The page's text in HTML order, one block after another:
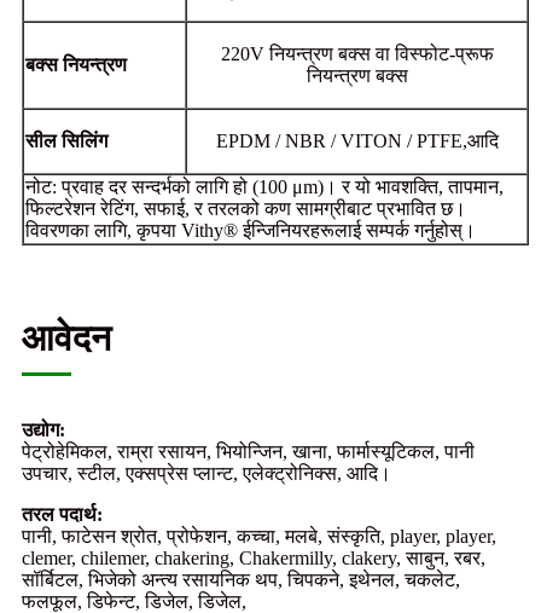
बक्स नियन्त्रण
220V नियन्त्रण बक्स वा विस्फोट-प्रूफ
नियन्त्रण बक्स
सील सिलिंग EPDM / NBR / VITON / PTFE,आदि
नोट: प्रवाह दर सन्दर्भको लागि हो (100 μm)। र यो भावशक्ति, तापमान,
फिल्टरेशन रेटिंग, सफाई, र तरलको कण सामग्रीबाट प्रभावित छ।
विवरणका लागि, कृपया Vithy® ईन्जिनियरहरूलाई सम्पर्क गर्नुहोस्।
आवेदन
उद्योग:
पेट्रोहेमिकल, राम्रा रसायन, भियोन्जिन, खाना, फार्मास्यूटिकल, पानी
उपचार, स्टील, एक्सप्रेस प्लान्ट, एलेक्ट्रोनिक्स, आदि।
तरल पदार्थ:
पानी, फाटेसन श्रोत, प्रोफेशन, कच्चा, मलबे, संस्कृति, player, player,
clemer, chilemer, chakering, Chakermilly, clakery, साबुन, रबर,
सॉर्बिटल, भिजेको अन्त्य रसायनिक थप, चिपकने, इथेनल, चकलेट,
फलफूल, डिफेन्ट, डिजेल, डिजेल,